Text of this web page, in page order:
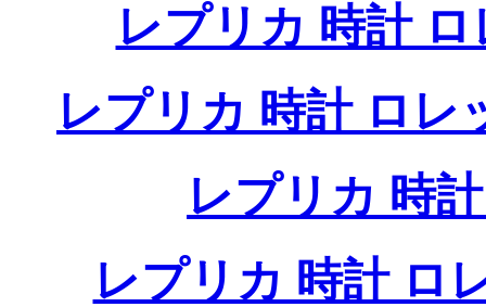
レプリカ 時計
レプリカ 時計 ロレ
レプリカ 時
レプリカ 時計 ロ